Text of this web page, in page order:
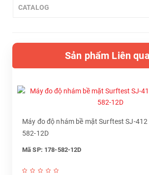
CATALOG
Sản phẩm Liên
Máy đo độ nhám bề mặt Surftest SJ-
582-12D
Mã SP: 178-582-12D